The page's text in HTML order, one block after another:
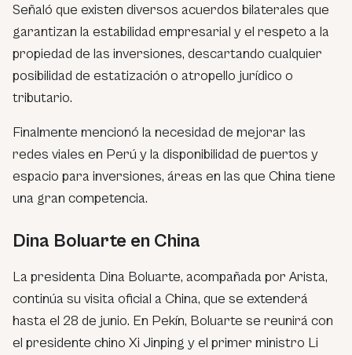
Señaló que existen diversos acuerdos bilaterales que
garantizan la estabilidad empresarial y el respeto a la
propiedad de las inversiones, descartando cualquier
posibilidad de estatización o atropello jurídico o
tributario.
Finalmente mencionó la necesidad de mejorar las
redes viales en Perú y la disponibilidad de puertos y
espacio para inversiones, áreas en las que China tiene
una gran competencia.
Dina Boluarte en China
La presidenta Dina Boluarte, acompañada por Arista,
continúa su visita oficial a China, que se extenderá
hasta el 28 de junio. En Pekín, Boluarte se reunirá con
el presidente chino Xi Jinping y el primer ministro Li